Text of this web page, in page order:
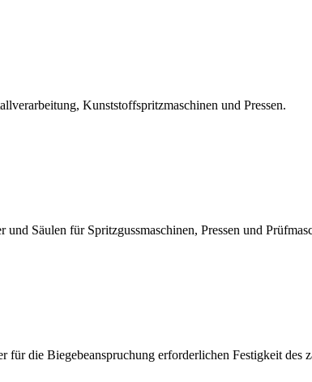
Kunststoffspritzmaschinen und Pressen.
Säulen für Spritzgussmaschinen, Pressen und
die Biegebeanspruchung erforderlichen Festigkeit des